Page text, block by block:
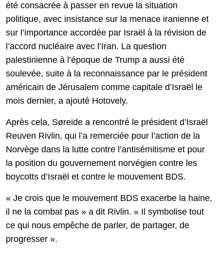
été consacrée à passer en revue la situation
politique, avec insistance sur la menace iranienne et
sur l’importance accordée par Israël à la révision de
l’accord nucléaire avec l’Iran. La question
palestinienne à l’époque de Trump a aussi été
soulevée, suite à la reconnaissance par le président
américain de Jérusalem comme capitale d’Israël le
mois dernier, a ajouté Hotovely.
Après cela, Søreide a rencontré le président d’Israël
Reuven Rivlin, qui l’a remerciée pour l’action de la
Norvège dans la lutte contre l’antisémitisme et pour
la position du gouvernement norvégien contre les
boycotts d’Israël et contre le mouvement BDS.
« Je crois que le mouvement BDS exacerbe la haine,
il ne la combat pas » a dit Rivlin. « Il symbolise tout
ce qui nous empêche de parler, de partager, de
progresser ».